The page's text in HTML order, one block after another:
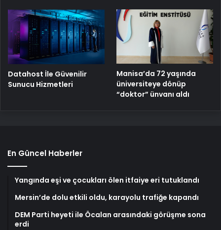
Datahost İle Güvenilir
Sunucu Hizmetleri
Manisa’da 72 yaşında
üniversiteye dönüp
“doktor” ünvanı aldı
En Güncel Haberler
Yangında eşi ve çocukları ölen itfaiye eri tutuklandı
Mersin’de dolu etkili oldu, karayolu trafiğe kapandı
DEM Parti heyeti ile Öcalan arasındaki görüşme sona
erdi